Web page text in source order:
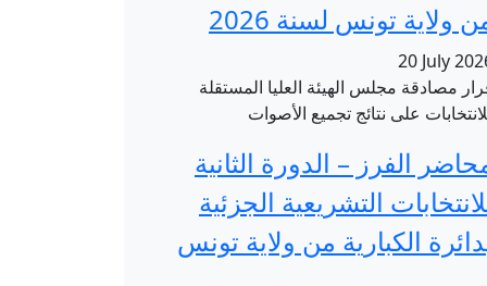
ولاية تونس لسنة 2026
20 July
مصادقة مجلس الهيئة العليا المستقلة
على نتائج تجميع الأصوات
الفرز – الدورة الثانية
التشريعية الجزئية
الكبارية من ولاية تونس